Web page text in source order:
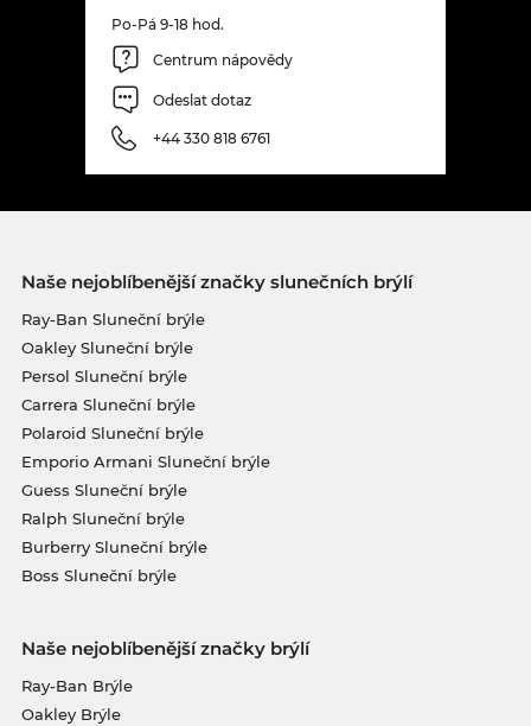
Po-Pá 9-18 hod.
Centrum nápovědy
Odeslat dotaz
+44 330 818 6761
Naše nejoblíbenější značky slunečních brýlí
Ray-Ban Sluneční brýle
Oakley Sluneční brýle
Persol Sluneční brýle
Carrera Sluneční brýle
Polaroid Sluneční brýle
Emporio Armani Sluneční brýle
Guess Sluneční brýle
Ralph Sluneční brýle
Burberry Sluneční brýle
Boss Sluneční brýle
Naše nejoblíbenější značky brýlí
Ray-Ban Brýle
Oakley Brýle